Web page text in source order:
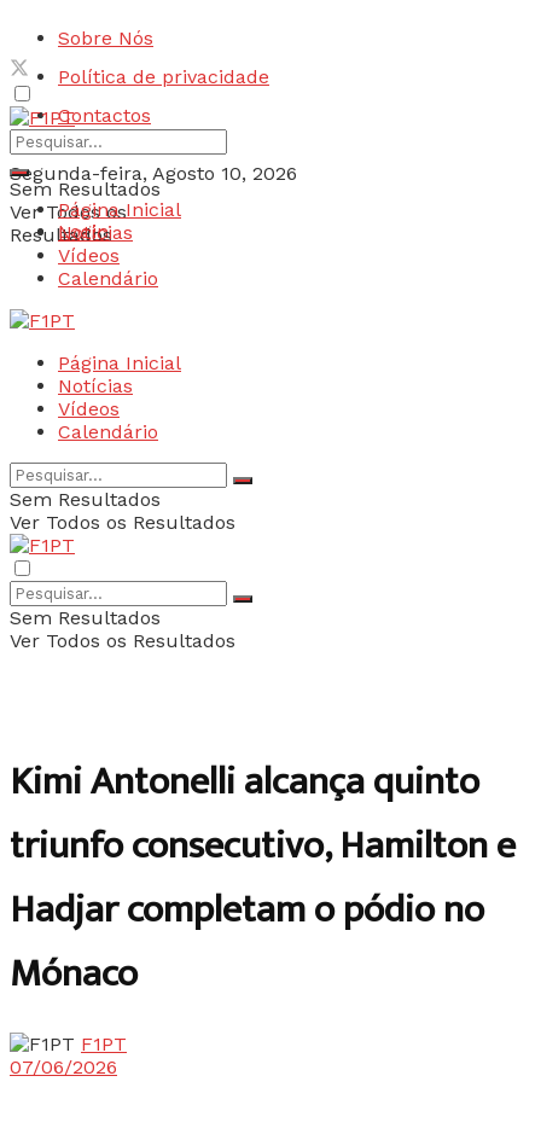
Sobre Nós
Política de privacidade
Contactos
Segunda-feira, Agosto 10, 2026
Login
Sem Resultados
Ver Todos os
Resultados
Página Inicial
Notícias
Vídeos
Calendário
Página Inicial
Notícias
Vídeos
Calendário
Sem Resultados
Ver Todos os Resultados
Sem Resultados
Ver Todos os Resultados
Kimi Antonelli alcança quinto
triunfo consecutivo, Hamilton e
Hadjar completam o pódio no
Mónaco
F1PT
07/06/2026